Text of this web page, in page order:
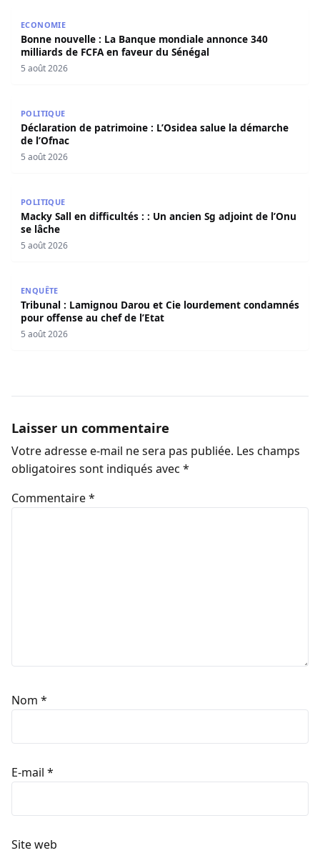
ECONOMIE
Bonne nouvelle : La Banque mondiale annonce 340
milliards de FCFA en faveur du Sénégal
5 août 2026
POLITIQUE
Déclaration de patrimoine : L’Osidea salue la démarche
de l’Ofnac
5 août 2026
POLITIQUE
Macky Sall en difficultés : : Un ancien Sg adjoint de l’Onu
se lâche
5 août 2026
ENQUÊTE
Tribunal : Lamignou Darou et Cie lourdement condamnés
pour offense au chef de l’Etat
5 août 2026
Laisser un commentaire
Votre adresse e-mail ne sera pas publiée. Les champs
obligatoires sont indiqués avec *
Commentaire*
Nom *
E-mail *
Site web